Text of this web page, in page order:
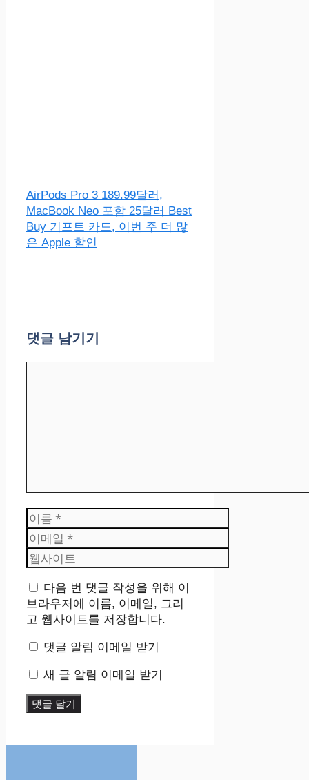
AirPods Pro 3 189.99달러,
MacBook Neo 포함 25달러 Best
Buy 기프트 카드, 이번 주 더 많
은 Apple 할인
댓글 남기기
이
름
이
메
일
웹
사
이
트
다음 번 댓글 작성을 위해 이
브라우저에 이름, 이메일, 그리
고 웹사이트를 저장합니다.
댓글 알림 이메일 받기
새 글 알림 이메일 받기